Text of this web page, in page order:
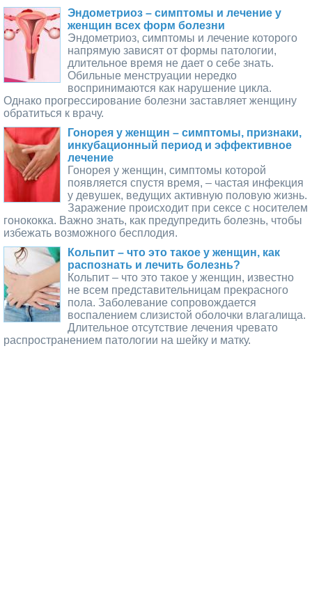
Эндометриоз – симптомы и лечение у
женщин всех форм болезни
Эндометриоз, симптомы и лечение которого
напрямую зависят от формы патологии,
длительное время не дает о себе знать.
Обильные менструации нередко
воспринимаются как нарушение цикла.
Однако прогрессирование болезни заставляет женщину
обратиться к врачу.
Гонорея у женщин – симптомы, признаки,
инкубационный период и эффективное
лечение
Гонорея у женщин, симптомы которой
появляется спустя время, – частая инфекция
у девушек, ведущих активную половую жизнь.
Заражение происходит при сексе с носителем
гонококка. Важно знать, как предупредить болезнь, чтобы
избежать возможного бесплодия.
Кольпит – что это такое у женщин, как
распознать и лечить болезнь?
Кольпит – что это такое у женщин, известно
не всем представительницам прекрасного
пола. Заболевание сопровождается
воспалением слизистой оболочки влагалища.
Длительное отсутствие лечения чревато
распространением патологии на шейку и матку.